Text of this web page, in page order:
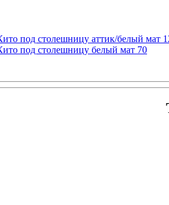
под столешницу аттик/белый мат
под столешницу белый мат 70